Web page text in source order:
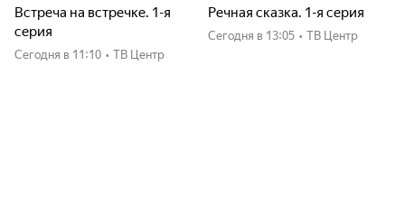
Встреча на встречке. 1-я
серия
Сегодня в 11:10 • ТВ Центр
Речная сказка. 1-я серия
Сегодня в 13:05 • ТВ Центр